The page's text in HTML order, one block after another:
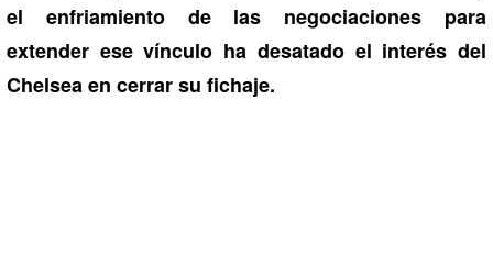
el enfriamiento de las negociaciones para
extender ese vínculo ha desatado el interés del
Chelsea en cerrar su fichaje.